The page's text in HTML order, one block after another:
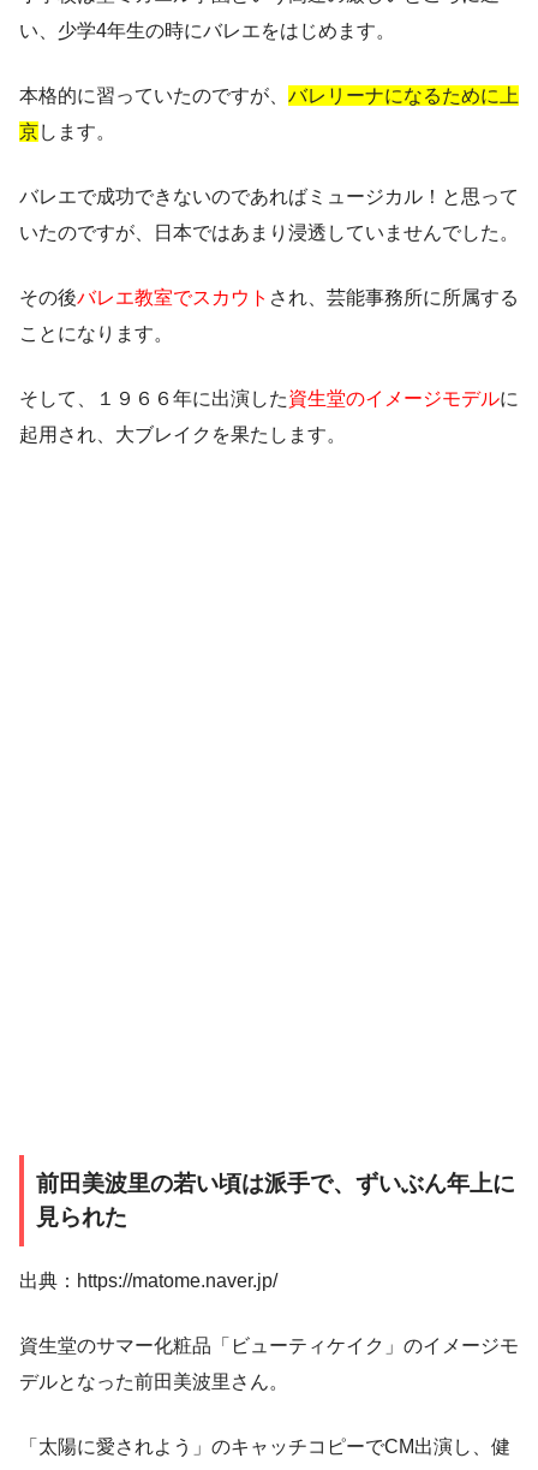
い、少学4年生の時にバレエをはじめます。
本格的に習っていたのですが、 バレリーナになるために上
京します。
バレエで成功できないのであればミュージカル！と思って
いたのですが、日本ではあまり浸透していませんでした。
その後バレエ教室でスカウト され、芸能事務所に所属する
ことになります。
そして、１９６６年に出演した資生堂のイメージモデルに
起用され、大ブレイクを果たします。
前田美波里の若い頃は派手で、ずいぶん年上に
見られた
出典：https://matome.naver.jp/
資生堂のサマー化粧品「ビューティケイク」のイメージモ
デルとなった前田美波里さん。
「太陽に愛されよう」 のキャッチコピーでCM出演し、健